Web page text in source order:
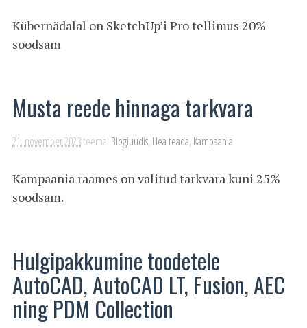
Kübernädalal on SketchUp’i Pro tellimus 20%
soodsam
Musta reede hinnaga tarkvara
21. november 2023teemal Blogiuudis, Hea teada, Kampaania
Kampaania raames on valitud tarkvara kuni 25%
soodsam.
Hulgipakkumine toodetele
AutoCAD, AutoCAD LT, Fusion, AEC
ning PDM Collection